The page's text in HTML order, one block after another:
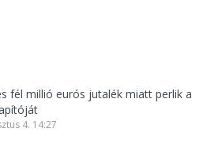
fél millió eurós jutalék miatt perlik a
4. 14:27